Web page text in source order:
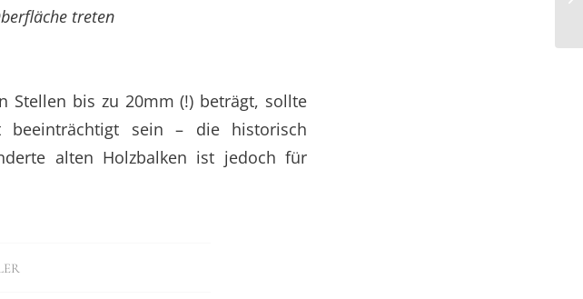
treten
Stellen bis zu 20mm (!) beträgt, sollte
beeinträchtigt sein – die historisch
alten Holzbalken ist jedoch für